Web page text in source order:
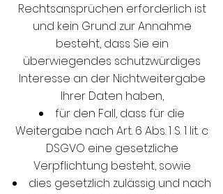
Rechtsansprüchen erforderlich ist
und kein Grund zur Annahme
besteht, dass Sie ein
überwiegendes schutzwürdiges
Interesse an der Nichtweitergabe
Ihrer Daten haben,
für den Fall, dass für die
Weitergabe nach Art. 6 Abs. 1 S. 1 lit. c
DSGVO eine gesetzliche
Verpflichtung besteht, sowie
dies gesetzlich zulässig und nach